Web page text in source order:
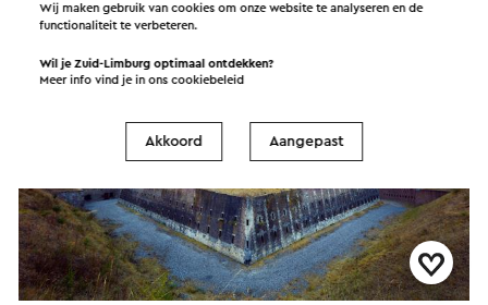
Wij maken gebruik van cookies om onze website te analyseren en de
functionaliteit te verbeteren.
Wil je Zuid-Limburg optimaal ontdekken?
Meer info vind je in onscookiebeleid
Akkoord Aangepast